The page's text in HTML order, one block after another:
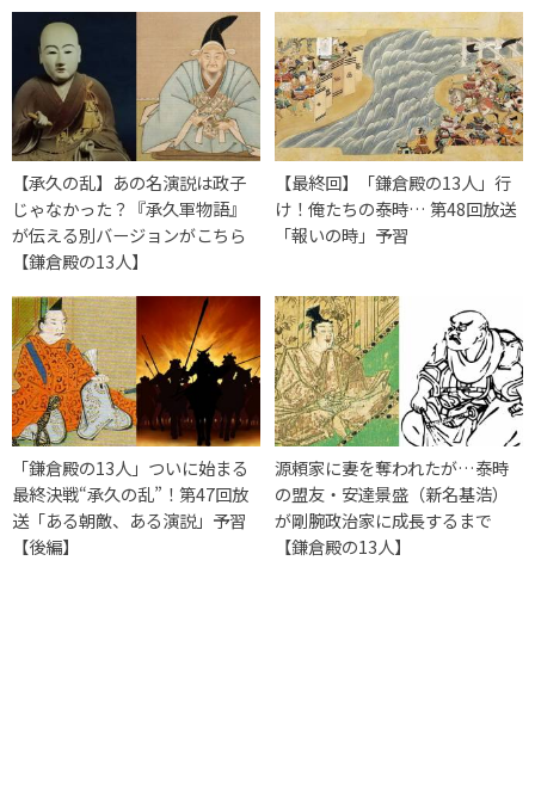
【承久の乱】あの名演説は政子
じゃなかった？『承久軍物語』
が伝える別バージョンがこちら
【鎌倉殿の13人】
【最終回】「鎌倉殿の13人」行
け！俺たちの泰時… 第48回放送
「報いの時」予習
「鎌倉殿の13人」ついに始まる
最終決戦“承久の乱”！第47回放
送「ある朝敵、ある演説」予習
【後編】
源頼家に妻を奪われたが…泰時
の盟友・安達景盛（新名基浩）
が剛腕政治家に成長するまで
【鎌倉殿の13人】